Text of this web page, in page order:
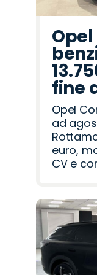
fine
Opel
ad
euro,
CV e